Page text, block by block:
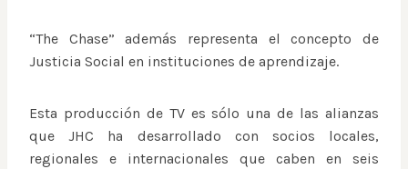
“The Chase” además representa el concepto de
Justicia Social en instituciones de aprendizaje.
Esta producción de TV es sólo una de las alianzas
que JHC ha desarrollado con socios locales,
regionales e internacionales que caben en seis